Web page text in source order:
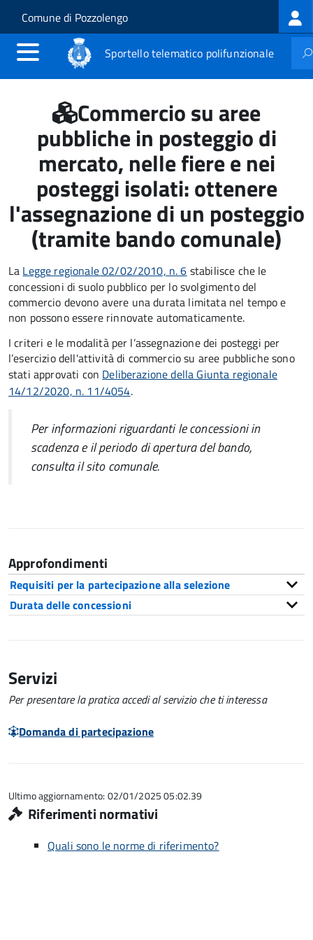
Salta al contenuto principale
Skip to site navigation
Comune di Pozzolengo
Sportello telematico polifunzionale
Commercio su aree
pubbliche in posteggio di
mercato, nelle fiere e nei
posteggi isolati: ottenere
l'assegnazione di un posteggio
(tramite bando comunale)
La Legge regionale 02/02/2010, n. 6 stabilisce che le
concessioni di suolo pubblico per lo svolgimento del
commercio devono avere una durata limitata nel tempo e
non possono essere rinnovate automaticamente.
I criteri e le modalità per l’assegnazione dei posteggi per
l’esercizio dell'attività di commercio su aree pubbliche sono
stati approvati con Deliberazione della Giunta regionale
14/12/2020, n. 11/4054.
Per informazioni riguardanti le concessioni in
scadenza e il periodo di apertura del bando,
consulta il sito comunale.
Approfondimenti
Requisiti per la partecipazione alla selezione
Durata delle concessioni
Servizi
Per presentare la pratica accedi al servizio che ti interessa
Domanda di partecipazione
Ultimo aggiornamento: 02/01/2025 05:02.39
Riferimenti normativi
Quali sono le norme di riferimento?